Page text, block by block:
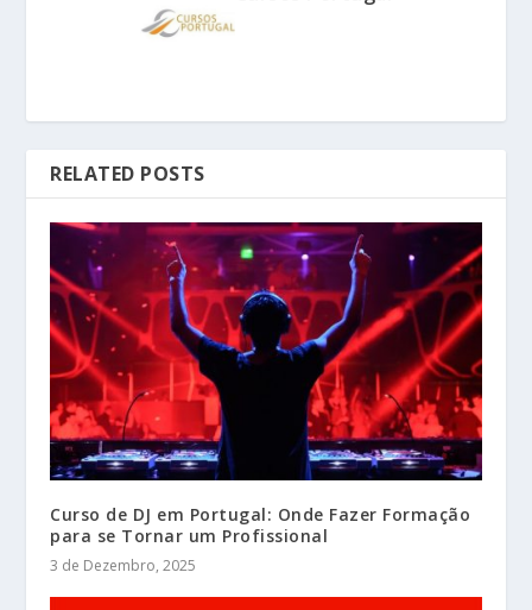
RELATED POSTS
Curso de DJ em Portugal: Onde Fazer Formação
para se Tornar um Profissional
3 de Dezembro, 2025